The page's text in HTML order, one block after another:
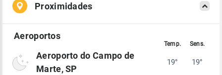
Proximidades
Aeroporto do Campo de
Marte, SP
19° 19°